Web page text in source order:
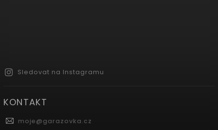
Sledovat na Instagramu
KONTAKT
moje@garazovka.cz